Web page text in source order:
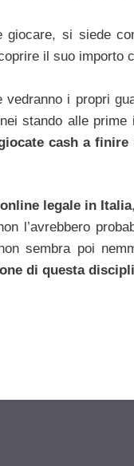
si siede
il suo importo
i propri
stando alle prime
cash a
legale in Italia
l’avrebbero
sembra poi
di questa